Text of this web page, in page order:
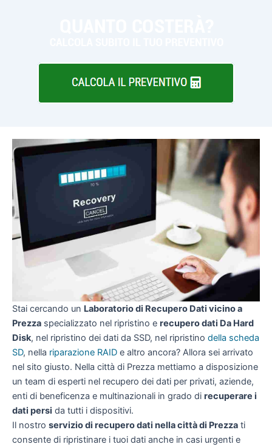
Stai cercando un Laboratorio di Recupero Dati vicino a
Prezza specializzato nel ripristino e recupero dati Da Hard
Disk, nel ripristino dei dati da SSD, nel ripristino della scheda
SD, nella riparazione RAID e altro ancora? Allora sei arrivato
nel sito giusto. Nella città di Prezza mettiamo a disposizione
un team di esperti nel recupero dei dati per privati, aziende,
enti di beneficenza e multinazionali in grado di recuperare i
dati persi da tutti i dispositivi.
Il nostro servizio di recupero dati nella città di Prezza ti
consente di ripristinare i tuoi dati anche in casi urgenti e